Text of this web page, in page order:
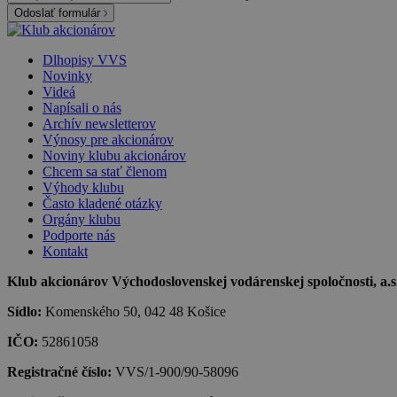
Odoslať formulár
Dlhopisy VVS
Novinky
Videá
Napísali o nás
Archív newsletterov
Výnosy pre akcionárov
Noviny klubu akcionárov
Chcem sa stať členom
Výhody klubu
Často kladené otázky
Orgány klubu
Podporte nás
Kontakt
Klub akcionárov Východoslovenskej vodárenskej spoločnosti,
Sídlo: Komenského 50, 042 48 Košice
IČO: 52861058
Registračné číslo: VVS/1-900/90-58096